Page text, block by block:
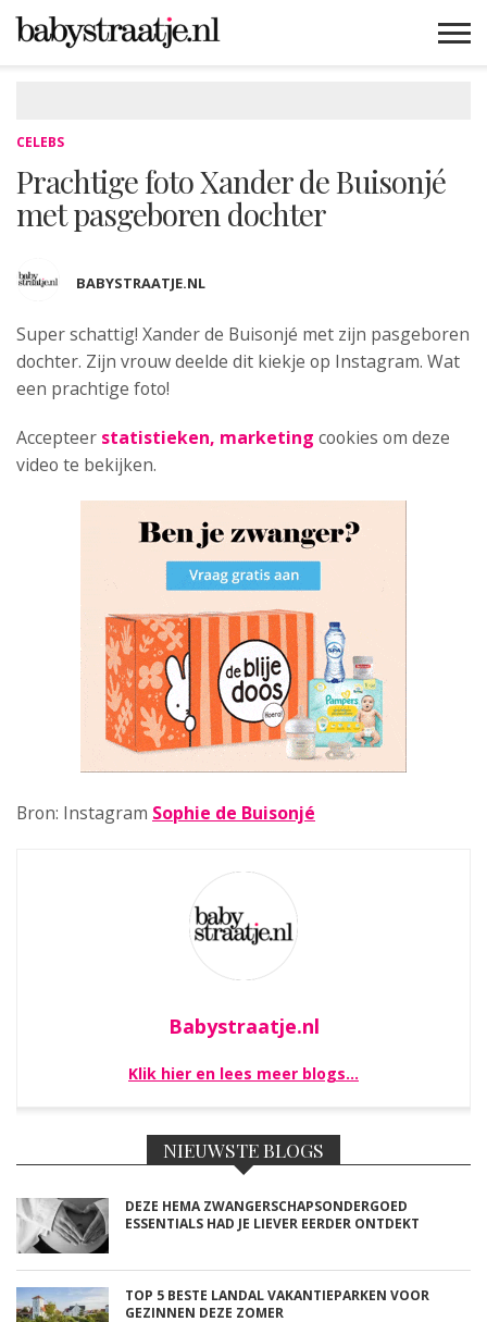
CELEBS
Prachtige foto Xander de Buisonjé
met pasgeboren dochter
BABYSTRAATJE.NL
Super schattig! Xander de Buisonjé met zijn pasgeboren
dochter. Zijn vrouw deelde dit kiekje op Instagram. Wat
een prachtige foto!
Accepteer statistieken, marketing cookies om deze
video te bekijken.
Bron: Instagram Sophie de Buisonjé
Babystraatje.nl
Klik hier en lees meer blogs…
NIEUWSTE BLOGS
DEZE HEMA ZWANGERSCHAPSONDERGOED
ESSENTIALS HAD JE LIEVER EERDER ONTDEKT
TOP 5 BESTE LANDAL VAKANTIEPARKEN VOOR
GEZINNEN DEZE ZOMER